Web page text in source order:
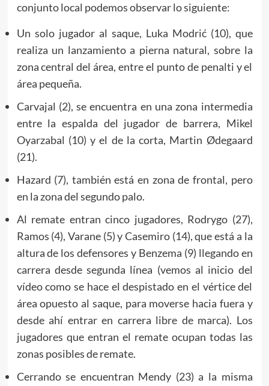
conjunto local podemos observar lo siguiente:
Un solo jugador al saque, Luka Modrić (10), que
realiza un lanzamiento a pierna natural, sobre la
zona central del área, entre el punto de penalti y el
área pequeña.
Carvajal (2), se encuentra en una zona intermedia
entre la espalda del jugador de barrera, Mikel
Oyarzabal (10) y el de la corta, Martin Ødegaard
(21).
Hazard (7), también está en zona de frontal, pero
en la zona del segundo palo.
Al remate entran cinco jugadores, Rodrygo (27),
Ramos (4), Varane (5) y Casemiro (14), que está a la
altura de los defensores y Benzema (9) llegando en
carrera desde segunda línea (vemos al inicio del
vídeo como se hace el despistado en el vértice del
área opuesto al saque, para moverse hacia fuera y
desde ahí entrar en carrera libre de marca). Los
jugadores que entran el remate ocupan todas las
zonas posibles de remate.
Cerrando se encuentran Mendy (23) a la misma